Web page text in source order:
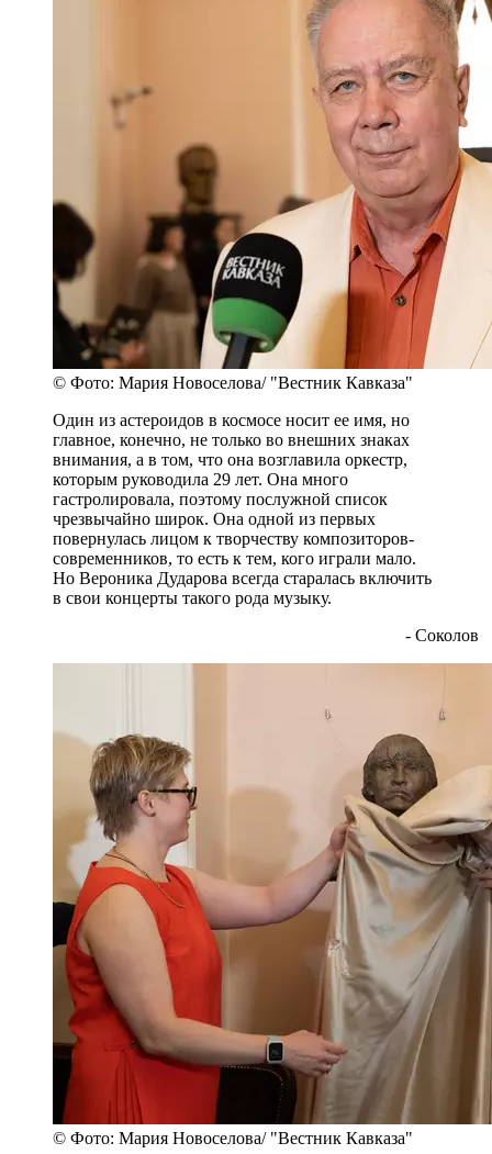
© Фото: Мария Новоселова/ "Вестник Кавказа"
Один из астероидов в космосе носит ее имя, но
главное, конечно, не только во внешних знаках
внимания, а в том, что она возглавила оркестр,
которым руководила 29 лет. Она много
гастролировала, поэтому послужной список
чрезвычайно широк. Она одной из первых
повернулась лицом к творчеству композиторов-
современников, то есть к тем, кого играли мало.
Но Вероника Дударова всегда старалась включить
в свои концерты такого рода музыку.
- Соколов
© Фото: Мария Новоселова/ "Вестник Кавказа"